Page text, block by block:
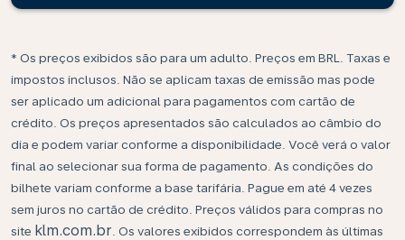
* Os preços exibidos são para um adulto. Preços em BRL. Taxas e
impostos inclusos. Não se aplicam taxas de emissão mas pode
ser aplicado um adicional para pagamentos com cartão de
crédito. Os preços apresentados são calculados ao câmbio do
dia e podem variar conforme a disponibilidade. Você verá o valor
final ao selecionar sua forma de pagamento. As condições do
bilhete variam conforme a base tarifária. Pague em até 4 vezes
sem juros no cartão de crédito. Preços válidos para compras no
site klm.com.br . Os valores exibidos correspondem às últimas